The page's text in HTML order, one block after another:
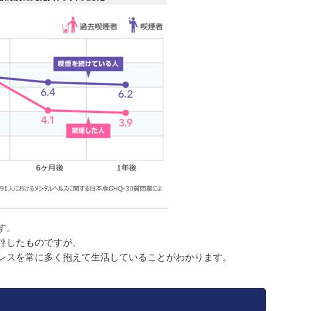
。
したものですが、
を常に多く抱えて生活していることがわかります。